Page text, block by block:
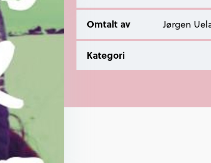
Omtalt av Jørgen
Kategori